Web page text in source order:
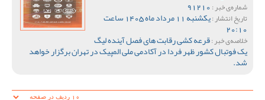
شماره‌ی خبر :
تاریخ انتشار : یکشنبه 11 مرداد ماه 1405 ساعت
20:10
خلاصه‌ی خبر :قرعه کشی رقابت های فصل آینده لیگ
یک فوتبال کشور ظهر فردا در آکادمی ملی المپیک در تهران برگزار خواهد
شد.